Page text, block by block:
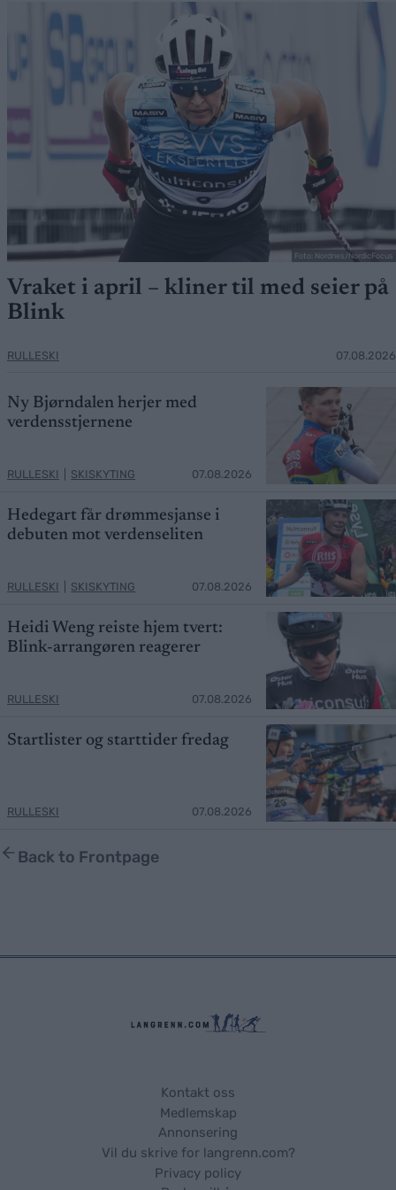
Foto: Nordnes/NordicFocus
Vraket i april – kliner til med seier på
Blink
RULLESKI 07.08.2026
Ny Bjørndalen herjer med
verdensstjernene
RULLESKI SKISKYTING 07.08.2026
Hedegart får drømmesjanse i
debuten mot verdenseliten
RULLESKI SKISKYTING 07.08.2026
Heidi Weng reiste hjem tvert:
Blink-arrangøren reagerer
RULLESKI 07.08.2026
Startlister og starttider fredag
RULLESKI 07.08.2026
Back to Frontpage
Kontakt oss
Medlemskap
Annonsering
Vil du skrive for langrenn.com?
Privacy policy